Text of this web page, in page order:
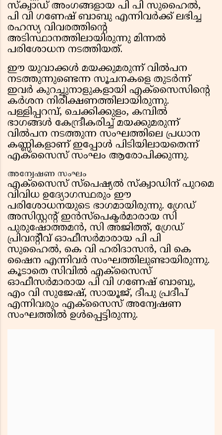
സ്‌ക്വാഡ് അംഗങ്ങളായ പി പി സുഹൈൽ,
പി വി ഗണേഷ് ബാബു എന്നിവർക്ക് ലഭിച്ച
രഹസ്യ വിവരത്തിൻ്റെ
അടിസ്ഥാനത്തിലായിരുന്നു മിന്നൽ
പരിശോധന നടത്തിയത്.
ഈ യുവാക്കൾ മയക്കുമരുന്ന് വിൽപന
നടത്തുന്നുണ്ടെന്ന സൂചനകളെ തുടർന്ന്
ഇവർ കുറച്ചുനാളുകളായി എക്സൈസിൻ്റെ
കർശന നിരീക്ഷണത്തിലായിരുന്നു.
പള്ളിപ്പറമ്പ്, ചെക്കിക്കുളം, കമ്പിൽ
ഭാഗങ്ങൾ കേന്ദ്രീകരിച്ച് മയക്കുമരുന്ന്
വിൽപന നടത്തുന്ന സംഘത്തിലെ പ്രധാന
കണ്ണികളാണ് ഇപ്പോൾ പിടിയിലായതെന്ന്
എക്സൈസ് സംഘം ആരോപിക്കുന്നു.
അന്വേഷണ സംഘം
എക്സൈസ് സ്പെഷ്യൽ സ്ക്വാഡിന് പുറമെ
വിവിധ ഉദ്യോഗസ്ഥരും ഈ
പരിശോധനയുടെ ഭാഗമായിരുന്നു. ഗ്രേഡ്
അസിസ്റ്റൻ്റ് ഇൻസ്‌പെക്ടർമാരായ സി
പുരുഷോത്തമൻ, സി അജിത്ത്, ഗ്രേഡ്
പ്രിവൻ്റീവ് ഓഫീസർമാരായ പി പി
സുഹൈൽ, കെ വി ഹരിദാസൻ, വി കെ
ഷൈന എന്നിവർ സംഘത്തിലുണ്ടായിരുന്നു.
കൂടാതെ സിവിൽ എക്സൈസ്
ഓഫീസർമാരായ പി വി ഗണേഷ് ബാബു,
എം വി സുജേഷ്, സായൂജ്, ദീപു പ്രദീപ്
എന്നിവരും എക്സൈസ് അന്വേഷണ
സംഘത്തിൽ ഉൾപ്പെട്ടിരുന്നു.